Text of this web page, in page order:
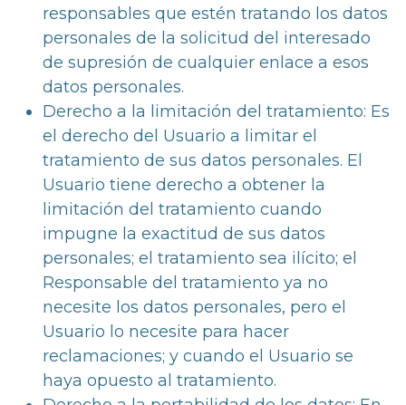
responsables que estén tratando los datos
personales de la solicitud del interesado
de supresión de cualquier enlace a esos
datos personales.
Derecho a la limitación del tratamiento: Es
el derecho del Usuario a limitar el
tratamiento de sus datos personales. El
Usuario tiene derecho a obtener la
limitación del tratamiento cuando
impugne la exactitud de sus datos
personales; el tratamiento sea ilícito; el
Responsable del tratamiento ya no
necesite los datos personales, pero el
Usuario lo necesite para hacer
reclamaciones; y cuando el Usuario se
haya opuesto al tratamiento.